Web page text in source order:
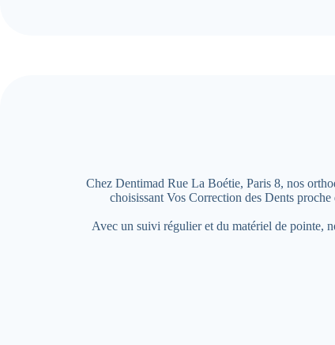
Chez Dentimad Rue La Boétie, Paris 8, nos
choisissant Vos Correction des Dents
Avec un suivi régulier et du matériel de pointe,